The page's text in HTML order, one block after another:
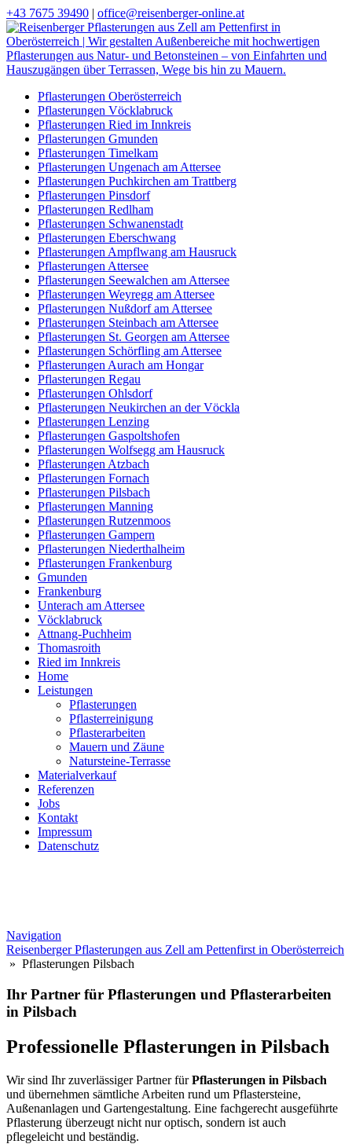
+43 7675 39490 | office@reisenberger-online.at
Pflasterungen Oberösterreich
Pflasterungen Vöcklabruck
Pflasterungen Ried im Innkreis
Pflasterungen Gmunden
Pflasterungen Timelkam
Pflasterungen Ungenach am Attersee
Pflasterungen Puchkirchen am Trattberg
Pflasterungen Pinsdorf
Pflasterungen Redlham
Pflasterungen Schwanenstadt
Pflasterungen Eberschwang
Pflasterungen Ampflwang am Hausruck
Pflasterungen Attersee
Pflasterungen Seewalchen am Attersee
Pflasterungen Weyregg am Attersee
Pflasterungen Nußdorf am Attersee
Pflasterungen Steinbach am Attersee
Pflasterungen St. Georgen am Attersee
Pflasterungen Schörfling am Attersee
Pflasterungen Aurach am Hongar
Pflasterungen Regau
Pflasterungen Ohlsdorf
Pflasterungen Neukirchen an der Vöckla
Pflasterungen Lenzing
Pflasterungen Gaspoltshofen
Pflasterungen Wolfsegg am Hausruck
Pflasterungen Atzbach
Pflasterungen Fornach
Pflasterungen Pilsbach
Pflasterungen Manning
Pflasterungen Rutzenmoos
Pflasterungen Gampern
Pflasterungen Niederthalheim
Pflasterungen Frankenburg
Gmunden
Frankenburg
Unterach am Attersee
Vöcklabruck
Attnang-Puchheim
Thomasroith
Ried im Innkreis
Home
Leistungen
Pflasterungen
Pflasterreinigung
Pflasterarbeiten
Mauern und Zäune
Natursteine-Terrasse
Materialverkauf
Referenzen
Jobs
Kontakt
Impressum
Datenschutz
Navigation
Reisenberger Pflasterungen aus Zell am Pettenfirst in Oberösterreich
» Pflasterungen Pilsbach
Ihr Partner für Pflasterungen und Pflasterarbeiten
in Pilsbach
Professionelle Pflasterungen in Pilsbach
Wir sind Ihr zuverlässiger Partner fürPflasterungen in Pilsbach
und übernehmen sämtliche Arbeiten rund um Pflastersteine,
Außenanlagen und Gartengestaltung. Eine fachgerecht ausgeführte
Pflasterung überzeugt nicht nur optisch, sondern ist auch
pflegeleicht und beständig.